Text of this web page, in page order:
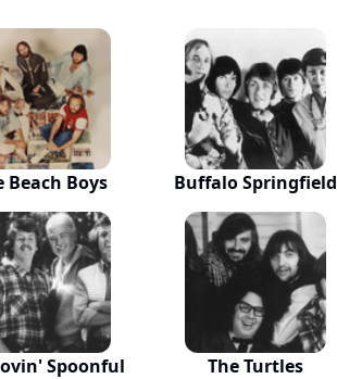
Beach Boys Buffalo Springfield
Spoonful The Turtles